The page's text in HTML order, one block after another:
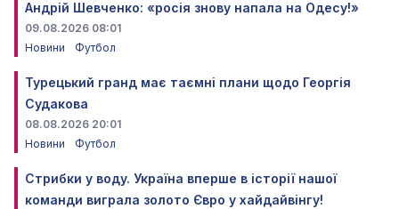
Андрій Шевченко: «росія знову напала на Одесу!»
09.08.2026 08:01
Новини
Футбол
Турецький гранд має таємні плани щодо Георгія
Судакова
08.08.2026 20:01
Новини
Футбол
Стрибки у воду. Україна вперше в історії нашої
команди виграла золото Євро у хайдайвінгу!